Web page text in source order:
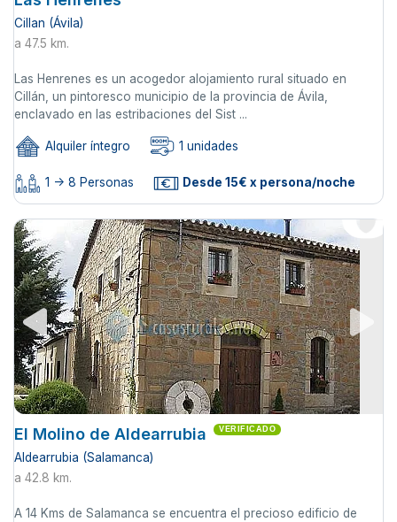
Cillan (Ávila)
a 47.5 km.
Las Henrenes es un acogedor alojamiento rural situado en
Cillán, un pintoresco municipio de la provincia de Ávila,
enclavado en las estribaciones del Sist ...
Alquiler íntegro 1 unidades
1 -> 8 Personas Desde 15€ x persona/noche
El Molino de Aldearrubia VERIFICADO
Aldearrubia (Salamanca)
a 42.8 km.
A 14 Kms de Salamanca se encuentra el precioso edificio de